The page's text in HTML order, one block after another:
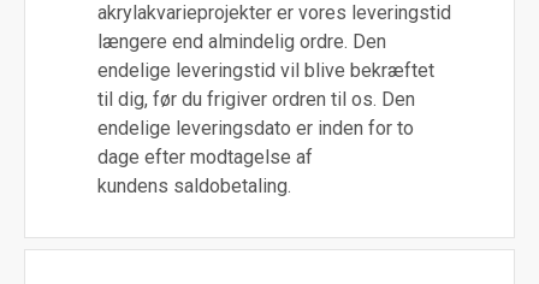
akrylakvarieprojekter er vores leveringstid
længere end almindelig ordre. Den
endelige leveringstid vil blive bekræftet
til dig, før du frigiver ordren til os. Den
endelige leveringsdato er inden for to
dage efter modtagelse af
kundens saldobetaling.